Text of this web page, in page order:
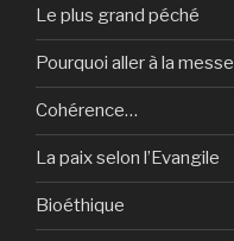
Le plus grand péché
Pourquoi aller à la
Cohérence…
La paix selon l’Evangile
Bioéthique